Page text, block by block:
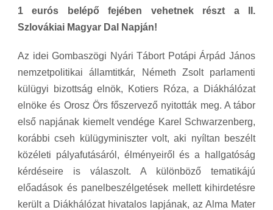
1 eurós belépő fejében vehetnek részt a II.
Szlovákiai Magyar Dal Napján!
Az idei Gombaszögi Nyári Tábort Potápi Árpád János
nemzetpolitikai államtitkár, Németh Zsolt parlamenti
külügyi bizottság elnök, Kotiers Róza, a Diákhálózat
elnöke és Orosz Örs főszervező nyitották meg. A tábor
első napjának kiemelt vendége Karel Schwarzenberg,
korábbi cseh külügyminiszter volt, aki nyíltan beszélt
közéleti pályafutásáról, élményeiről és a hallgatóság
kérdéseire is válaszolt. A különböző tematikájú
előadások és panelbeszélgetések mellett kihirdetésre
került a Diákhálózat hivatalos lapjának, az Alma Mater